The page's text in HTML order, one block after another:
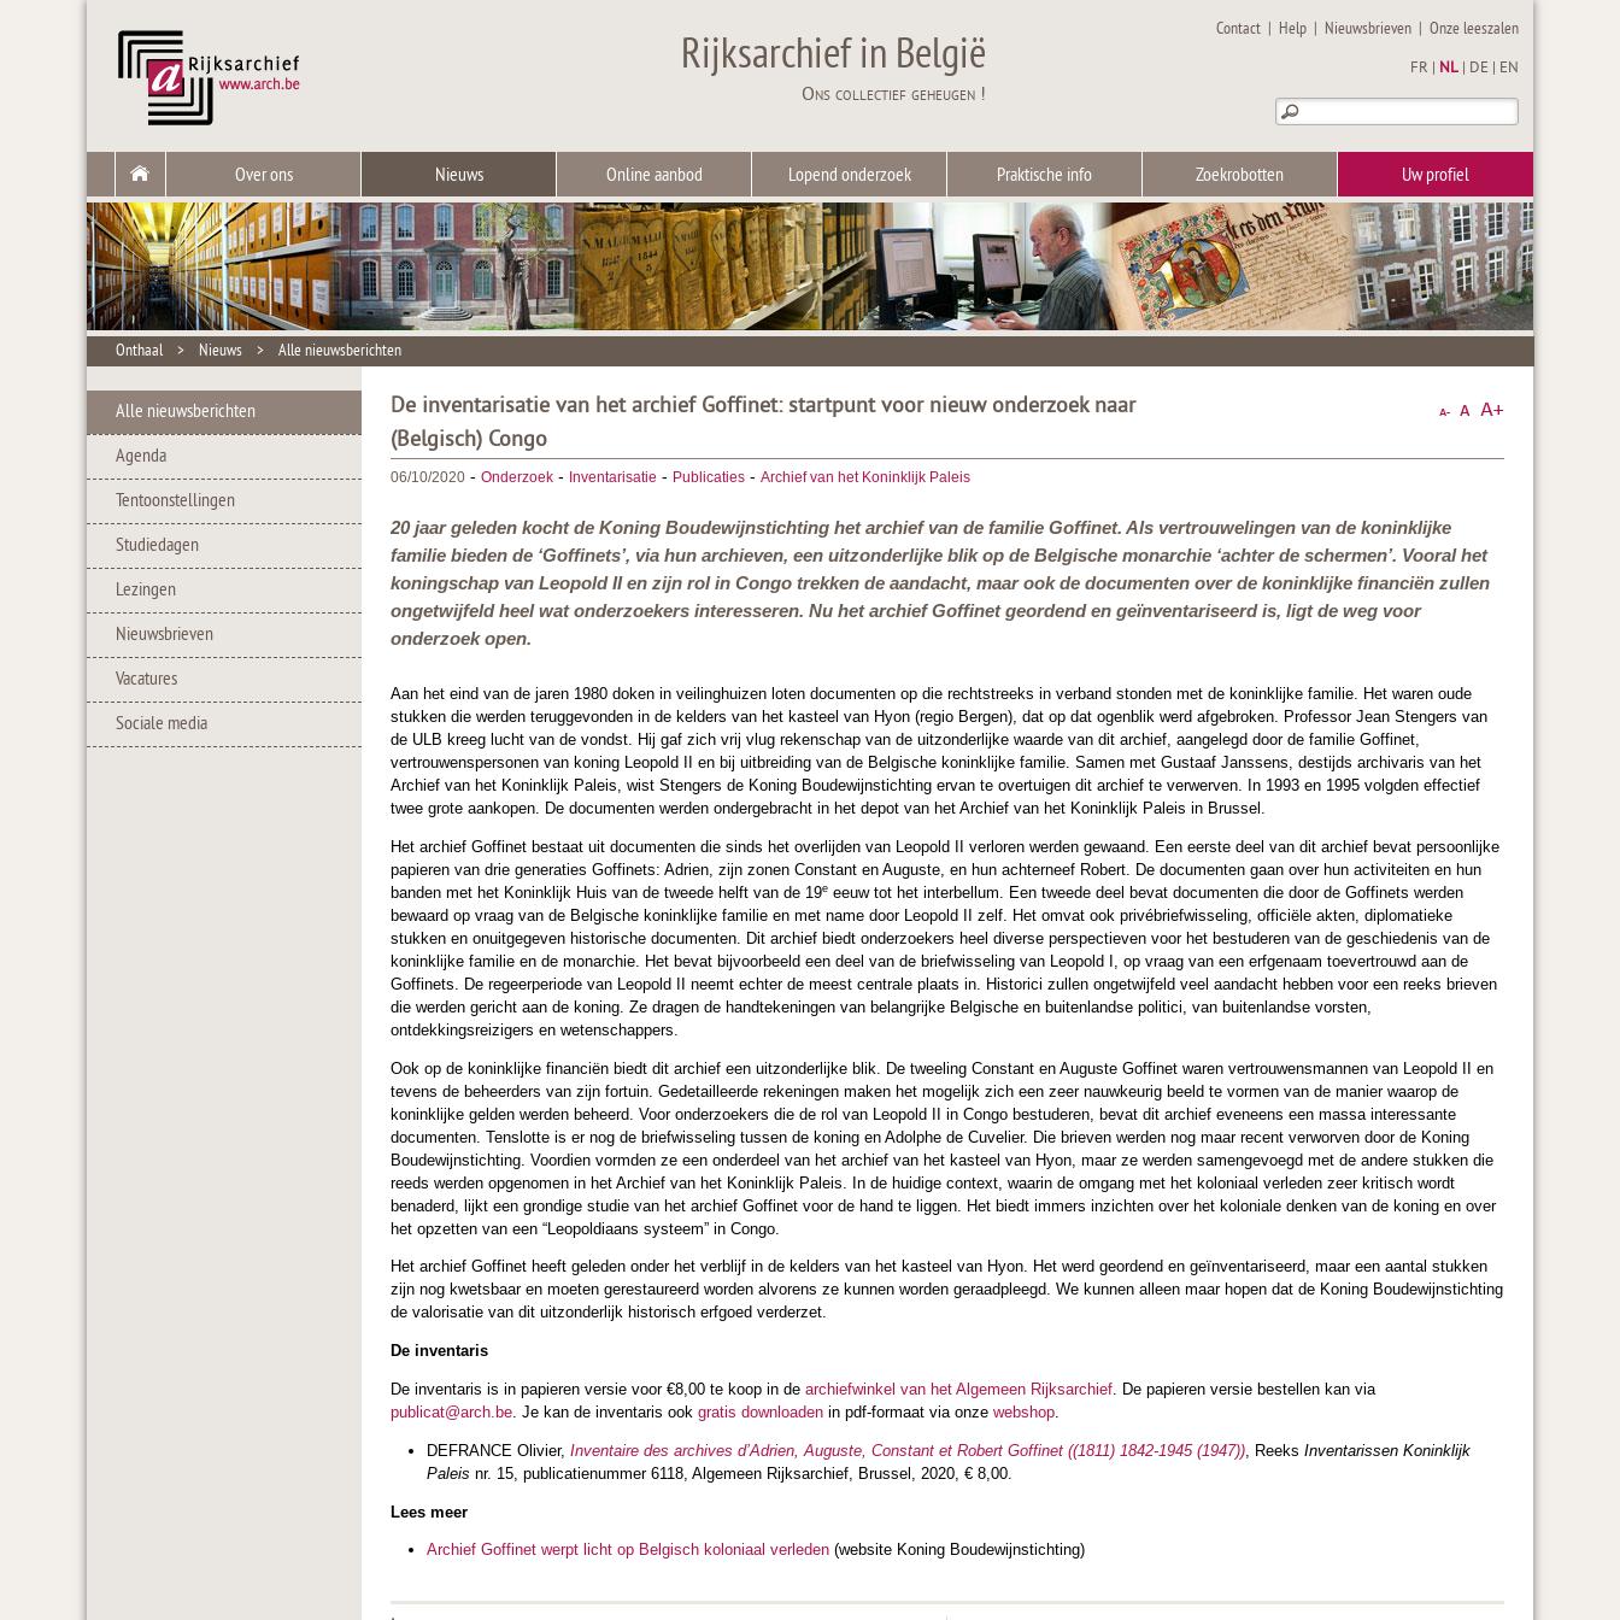
Rijksarchief in België
Ons collectief geheugen !
Contact | Help | Nieuwsbrieven |Onze leeszalen
FR NL DE EN
Over ons Nieuws Online aanbod Lopend onderzoek Praktische info Zoekrobotten Uw profiel
Onthaal > Nieuws > Alle nieuwsberichten
Alle nieuwsberichten
Agenda
Tentoonstellingen
Studiedagen
Lezingen
Nieuwsbrieven
Vacatures
Sociale media
De inventarisatie van het archief Goffinet: startpunt voor nieuw onderzoek naar
(Belgisch) Congo
06/10/2020 - Onderzoek - Inventarisatie - Publicaties - Archief van het Koninklijk Paleis
20 jaar geleden kocht de Koning Boudewijnstichting het archief van de familie Goffinet. Als vertrouwelingen van de koninklijke
familie bieden de ‘Goffinets’, via hun archieven, een uitzonderlijke blik op de Belgische monarchie ‘achter de schermen’. Vooral het
koningschap van Leopold II en zijn rol in Congo trekken de aandacht, maar ook de documenten over de koninklijke financiën zullen
ongetwijfeld heel wat onderzoekers interesseren. Nu het archief Goffinet geordend en geïnventariseerd is, ligt de weg voor
onderzoek open.
Aan het eind van de jaren 1980 doken in veilinghuizen loten documenten op die rechtstreeks in verband stonden met de koninklijke familie. Het waren oude
stukken die werden teruggevonden in de kelders van het kasteel van Hyon (regio Bergen), dat op dat ogenblik werd afgebroken. Professor Jean Stengers van
de ULB kreeg lucht van de vondst. Hij gaf zich vrij vlug rekenschap van de uitzonderlijke waarde van dit archief, aangelegd door de familie Goffinet,
vertrouwenspersonen van koning Leopold II en bij uitbreiding van de Belgische koninklijke familie. Samen met Gustaaf Janssens, destijds archivaris van het
Archief van het Koninklijk Paleis, wist Stengers de Koning Boudewijnstichting ervan te overtuigen dit archief te verwerven. In 1993 en 1995 volgden effectief
twee grote aankopen. De documenten werden ondergebracht in het depot van het Archief van het Koninklijk Paleis in Brussel.
Het archief Goffinet bestaat uit documenten die sinds het overlijden van Leopold II verloren werden gewaand. Een eerste deel van dit archief bevat persoonlijke
papieren van drie generaties Goffinets: Adrien, zijn zonen Constant en Auguste, en hun achterneef Robert. De documenten gaan over hun activiteiten en hun
banden met het Koninklijk Huis van de tweede helft van de 19e eeuw tot het interbellum. Een tweede deel bevat documenten die door de Goffinets werden
bewaard op vraag van de Belgische koninklijke familie en met name door Leopold II zelf. Het omvat ook privébriefwisseling, officiële akten, diplomatieke
stukken en onuitgegeven historische documenten. Dit archief biedt onderzoekers heel diverse perspectieven voor het bestuderen van de geschiedenis van de
koninklijke familie en de monarchie. Het bevat bijvoorbeeld een deel van de briefwisseling van Leopold I, op vraag van een erfgenaam toevertrouwd aan de
Goffinets. De regeerperiode van Leopold II neemt echter de meest centrale plaats in. Historici zullen ongetwijfeld veel aandacht hebben voor een reeks brieven
die werden gericht aan de koning. Ze dragen de handtekeningen van belangrijke Belgische en buitenlandse politici, van buitenlandse vorsten,
ontdekkingsreizigers en wetenschappers.
Ook op de koninklijke financiën biedt dit archief een uitzonderlijke blik. De tweeling Constant en Auguste Goffinet waren vertrouwensmannen van Leopold II en
tevens de beheerders van zijn fortuin. Gedetailleerde rekeningen maken het mogelijk zich een zeer nauwkeurig beeld te vormen van de manier waarop de
koninklijke gelden werden beheerd. Voor onderzoekers die de rol van Leopold II in Congo bestuderen, bevat dit archief eveneens een massa interessante
documenten. Tenslotte is er nog de briefwisseling tussen de koning en Adolphe de Cuvelier. Die brieven werden nog maar recent verworven door de Koning
Boudewijnstichting. Voordien vormden ze een onderdeel van het archief van het kasteel van Hyon, maar ze werden samengevoegd met de andere stukken die
reeds werden opgenomen in het Archief van het Koninklijk Paleis. In de huidige context, waarin de omgang met het koloniaal verleden zeer kritisch wordt
benaderd, lijkt een grondige studie van het archief Goffinet voor de hand te liggen. Het biedt immers inzichten over het koloniale denken van de koning en over
het opzetten van een “Leopoldiaans systeem” in Congo.
Het archief Goffinet heeft geleden onder het verblijf in de kelders van het kasteel van Hyon. Het werd geordend en geïnventariseerd, maar een aantal stukken
zijn nog kwetsbaar en moeten gerestaureerd worden alvorens ze kunnen worden geraadpleegd. We kunnen alleen maar hopen dat de Koning Boudewijnstichting
de valorisatie van dit uitzonderlijk historisch erfgoed verderzet.
De inventaris
De inventaris is in papieren versie voor €8,00 te koop in de archiefwinkel van het Algemeen Rijksarchief . De papieren versie bestellen kan via
publicat@arch.be . Je kan de inventaris ook gratis downloaden in pdf-formaat via onze webshop
DEFRANCE Olivier, Inventaire des archives d’Adrien, Auguste, Constant et Robert Goffinet ((1811) 1842-1945 (1947)) , Reeks Inventarissen Koninklijk
Paleis nr. 15, publicatienummer 6118, Algemeen Rijksarchief, Brussel, 2020, € 8,00.
Lees meer
Archief Goffinet werpt licht op Belgisch koloniaal verleden (website Koning Boudewijnstichting)